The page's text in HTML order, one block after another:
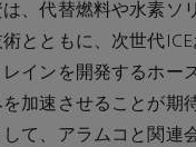
、代替燃料や水素ソ
とともに、次世代
インを開発するホー
加速させることが期
て、アラムコと関連